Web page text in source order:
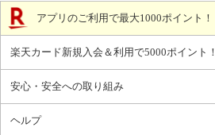
アプリのご利用で最大1000ポイント！
楽天カード新規入会＆利用で5000ポイント！
安心・安全への取り組み
ヘルプ